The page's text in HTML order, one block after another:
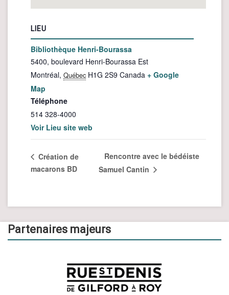
LIEU
Bibliothèque Henri-Bourassa
5400, boulevard Henri-Bourassa Est
Montréal, Québec H1G 2S9 Canada + Google
Map
Téléphone
514 328-4000
Voir Lieu site web
Création de
macarons BD
Rencontre avec le bédéiste
Samuel Cantin
Partenaires majeurs